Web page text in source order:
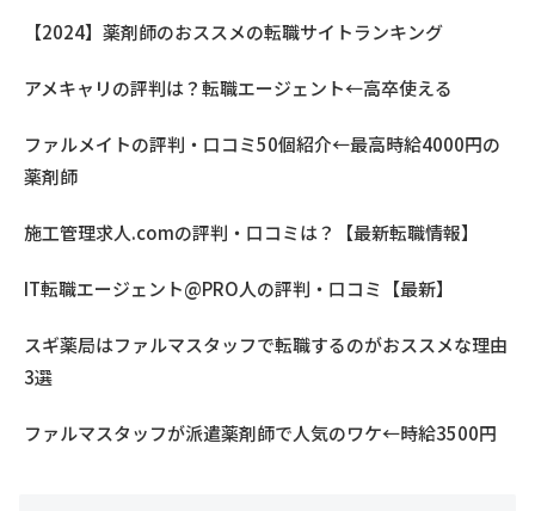
【2024】薬剤師のおススメの転職サイトランキング
アメキャリの評判は？転職エージェント←高卒使える
ファルメイトの評判・口コミ50個紹介←最高時給4000円の
薬剤師
施工管理求人.comの評判・口コミは？【最新転職情報】
IT転職エージェント@PRO人の評判・口コミ【最新】
スギ薬局はファルマスタッフで転職するのがおススメな理由
3選
ファルマスタッフが派遣薬剤師で人気のワケ←時給3500円